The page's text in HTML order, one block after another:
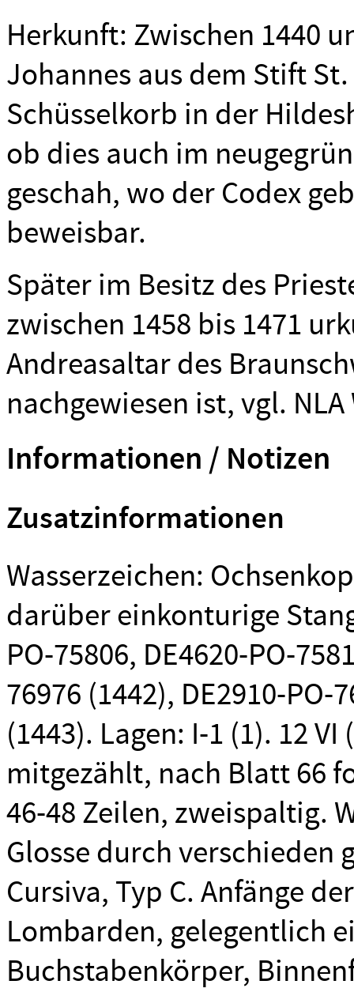
Herkunft: Zwischen 1440
Johannes aus dem Stift
Schüsselkorb in der
ob dies auch im
geschah, wo der Codex
beweisbar.
Später im Besitz des
zwischen 1458 bis 1471
Andreasaltar des
nachgewiesen ist, vgl. NLA
Informationen / Notizen
Zusatzinformationen
Wasserzeichen:
darüber einkonturige
PO-75806, DE4620-PO-
76976 (1442), DE2910-PO-
(1443). Lagen: I-1 (1). 12
mitgezählt, nach Blatt 66
46-48 Zeilen, zweispaltig.
Glosse durch
Cursiva, Typ C. Anfänge
Lombarden, gelegentlich
Buchstabenkörper,